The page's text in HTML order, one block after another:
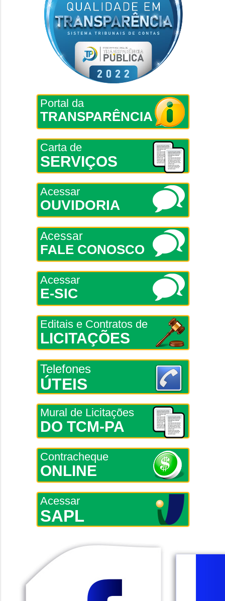
Portal da
TRANSPARÊNCIA
Carta de
SERVIÇOS
Acessar
OUVIDORIA
Acessar
FALE CONOSCO
Acessar
E-SIC
Editais e Contratos de
LICITAÇÕES
Telefones
ÚTEIS
Mural de Licitações
DO TCM-PA
Contracheque
ONLINE
Acessar
SAPL